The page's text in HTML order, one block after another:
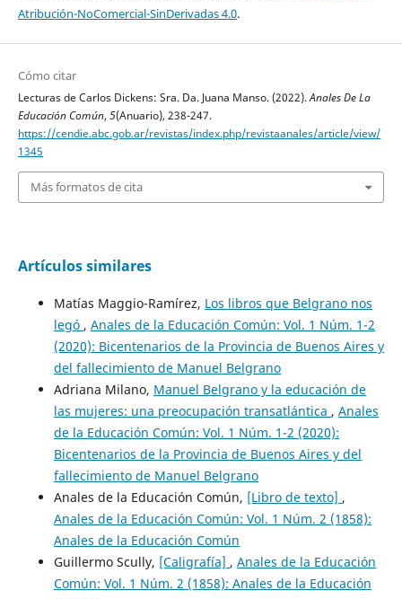
Atribución-NoComercial-SinDerivadas 4.0.
Cómo citar
Lecturas de Carlos Dickens: Sra. Da. Juana Manso. (2022).Anales De La
Educación Común, 5(Anuario), 238-247.
https://cendie.abc.gob.ar/revistas/index.php/revistaanales/article/view/
1345
Más formatos de cita
Artículos similares
Matías Maggio-Ramírez, Los libros que Belgrano nos
legó , Anales de la Educación Común: Vol. 1 Núm. 1-2
(2020): Bicentenarios de la Provincia de Buenos Aires y
del fallecimiento de Manuel Belgrano
Adriana Milano, Manuel Belgrano y la educación de
las mujeres: una preocupación transatlántica , Anales
de la Educación Común: Vol. 1 Núm. 1-2 (2020):
Bicentenarios de la Provincia de Buenos Aires y del
fallecimiento de Manuel Belgrano
Anales de la Educación Común, [Libro de texto] ,
Anales de la Educación Común: Vol. 1 Núm. 2 (1858):
Anales de la Educación Común
Guillermo Scully, [Caligrafía] , Anales de la Educación
Común: Vol. 1 Núm. 2 (1858): Anales de la Educación